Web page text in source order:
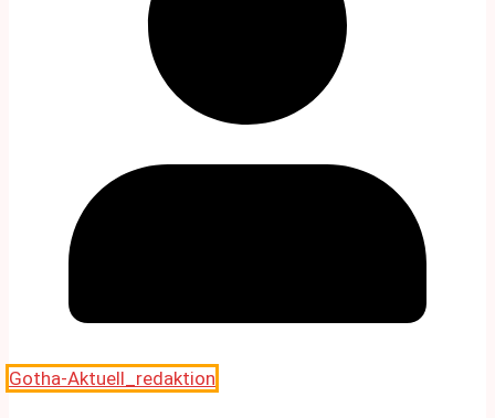
Gotha-Aktuell_redaktion